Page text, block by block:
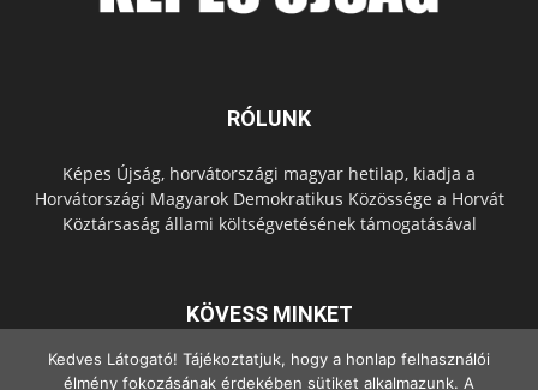
RÓLUNK
Képes Újság, horvátországi magyar hetilap, kiadja a
Horvátországi Magyarok Demokratikus Közössége a Horvát
Köztársaság állami költségvetésének támogatásával
KÖVESS MINKET
Kedves Látogató! Tájékoztatjuk, hogy a honlap felhasználói
élmény fokozásának érdekében sütiket alkalmazunk. A